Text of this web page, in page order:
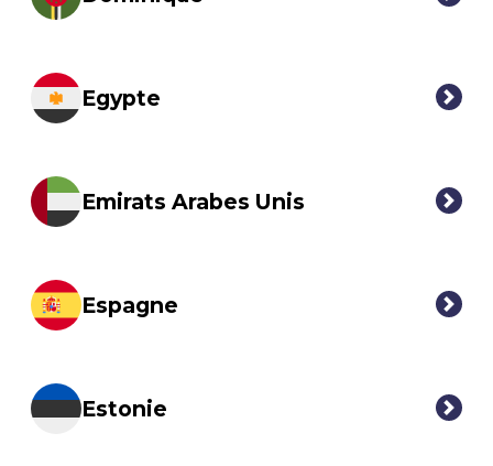
Egypte
Emirats Arabes Unis
Espagne
Estonie